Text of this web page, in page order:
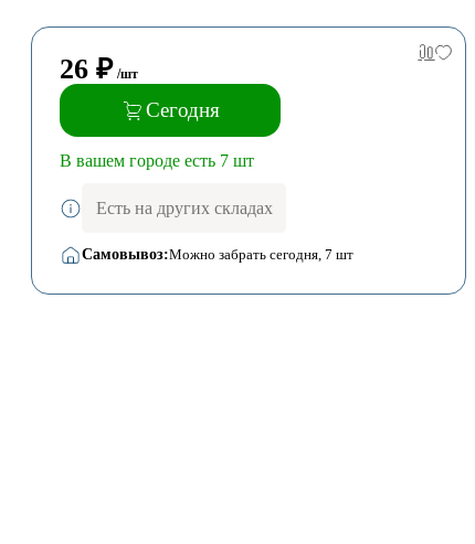
26 ₽ /шт
Сегодня
В вашем городе есть 7 шт
Есть на других складах
Самовывоз:Можно забрать сегодня, 7 шт